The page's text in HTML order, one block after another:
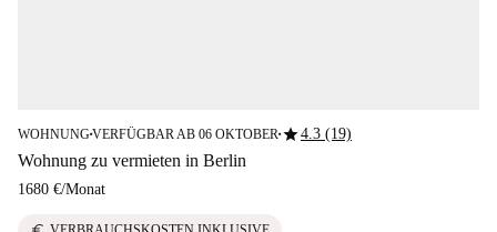
WOHNUNG■VERFÜGBAR AB 06 OKTOBER ■star4.3 (19)
Wohnung zu vermieten in Berlin
1680 €/Monat